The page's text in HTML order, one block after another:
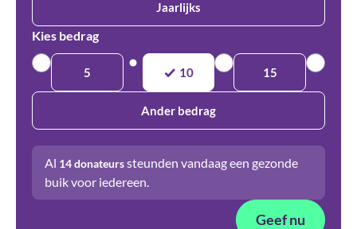
Jaarlijks
Kies bedrag
5 10 15
Ander bedrag
Al 14donateurssteunden vandaag een gezonde
buik voor iedereen.
Geef nu